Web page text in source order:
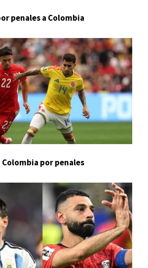
penales a Colombia
por penales